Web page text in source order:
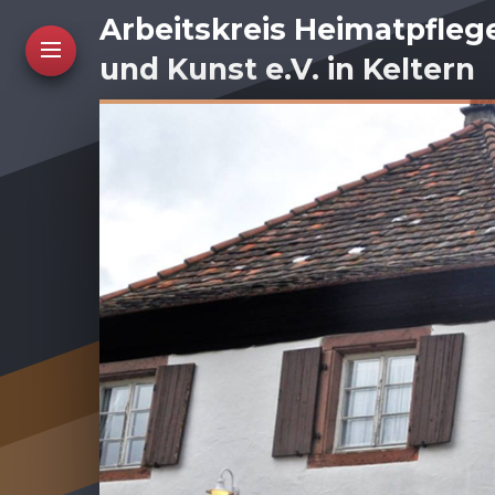
Arbeitskreis
und Kunst e.V. in Keltern